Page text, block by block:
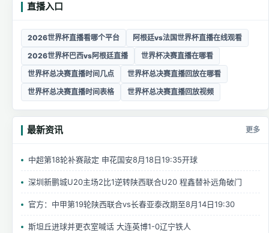
直播入口
2026世界杯直播看哪个平台
阿根廷vs法国世界杯直播在线观看
2026世界杯巴西vs阿根廷直播
世界杯决赛直播在哪看
世界杯总决赛直播时间几点
世界杯总决赛直播回放在哪看
世界杯总决赛直播时间表格
世界杯总决赛直播回放视频
最新资讯 更多
中超第18轮补赛敲定 申花国安8月18日19:35开球
深圳新鹏城U20主场2比1逆转陕西联合U20 程鑫替补远角破门
官方：中甲第19轮陕西联合vs长春亚泰改期至8月14日19:30
斯坦丘进球并更衣室喊话 大连英博1-0辽宁铁人